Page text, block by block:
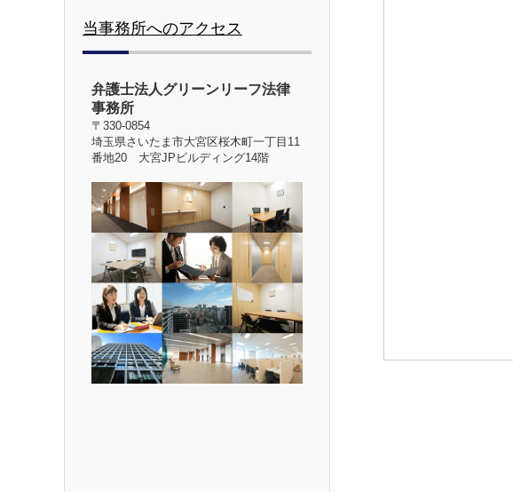
当事務所へのアクセス
弁護士法人グリーンリーフ法律
事務所
〒330-0854
埼玉県さいたま市大宮区桜木町一丁目11
番地20 大宮JPビルディング14階